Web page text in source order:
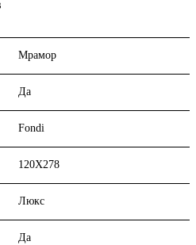
Мрамор
Да
Fondi
120X278
Люкс
Да